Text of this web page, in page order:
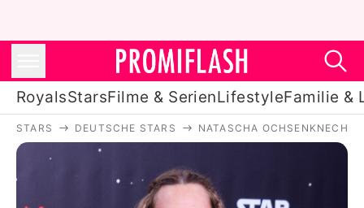
RoyalsStarsFilme & SerienLifestyleFamilie &
Royals
Stars
STARS DEUTSCHE STARS NATASCHA OCHSENKNECHT